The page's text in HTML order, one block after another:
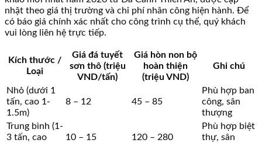
nhật theo giá thị trường và chi phí nhân công hiện hành. Để
có báo giá chính xác nhất cho công trình cụ thể, quý khách
vui lòng liên hệ trực tiếp.
Kích thước /
Loại
Giá đá tuyết
sơn thô (triệu
VND/tấn)
Giá hòn non bộ
hoàn thiện
(triệu VND)
Ghi chú
Nhỏ (dưới 1
tấn, cao 1-
1.5m)
8 – 12 45 – 85
Phù hợp ban
công, sân
thượng
Trung bình (1-
3 tấn, cao
10 – 15 120 – 280
Phù hợp biệt
thự, sân